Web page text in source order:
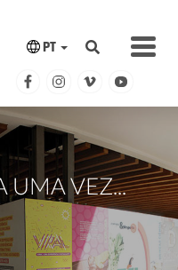
PT
UMA VEZ...